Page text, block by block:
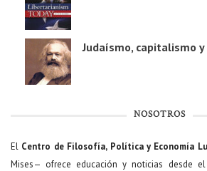
Judaísmo, capitalismo y
NOSOTROS
El Centro de Filosofía, Política y Economía
Mises— ofrece educación y noticias desde